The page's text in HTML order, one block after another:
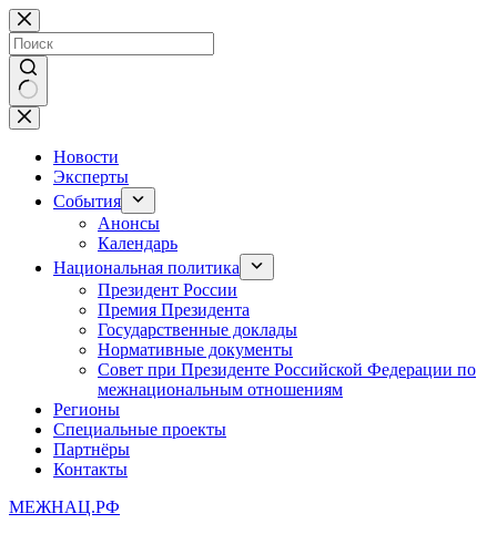
Перейти
к
сути
Ничего
не
найденоНовости
Эксперты
События
Анонсы
Календарь
Национальная политика
Президент России
Премия Президента
Государственные доклады
Нормативные документы
Совет при Президенте Российской Федерации по
межнациональным отношениям
Регионы
Специальные проекты
Партнёры
Контакты
МЕЖНАЦ.РФ